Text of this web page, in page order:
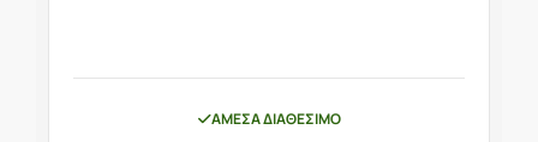
ΆΜΕΣΑ ΔΙΑΘΈΣΙΜΟ